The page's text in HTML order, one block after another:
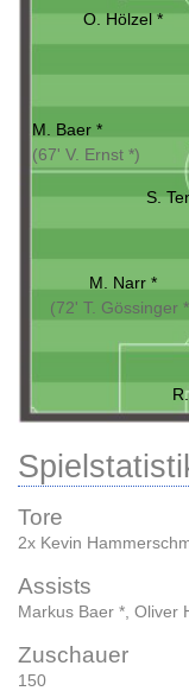
O. Hölzel *
M. Baer *
(67' V. Ernst *)
S.
M. Narr *
(72' T. Gössinger
Tore
2x Kevin
Assists
Markus Baer * Oliver
Zuschauer
150